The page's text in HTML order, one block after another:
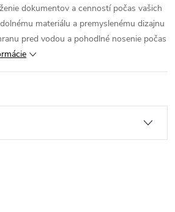
dokumentov a cenností počas vašich
materiálu a premyslenému dizajnu
pred vodou a pohodlné nosenie počas